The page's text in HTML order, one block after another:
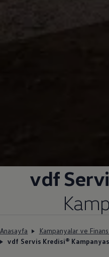
vdf
Anasayfa Kampanyalar ve
vdf Servis Kredisi®